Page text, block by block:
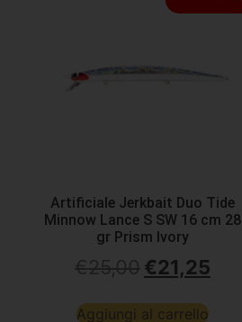
Artificiale Jerkbait Duo Tide
Minnow Lance S SW 16 cm 28
gr Prism Ivory
€21,25
Aggiungi al carrello